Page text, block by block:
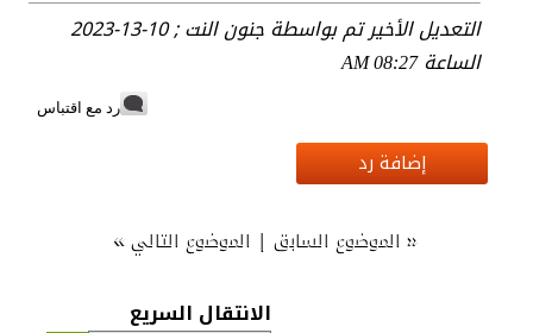
التعديل الأخير تم بواسطة جنون النت ; 10-13-2023
الساعة08:27 AM
رد مع اقتباس
إضافة رد
« الموضوع السابق| الموضوع التالي»
الانتقال السريع